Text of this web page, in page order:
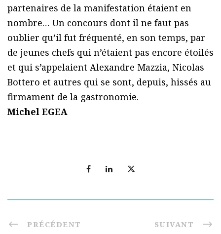
partenaires de la manifestation étaient en
nombre… Un concours dont il ne faut pas
oublier qu’il fut fréquenté, en son temps, par
de jeunes chefs qui n’étaient pas encore étoilés
et qui s’appelaient Alexandre Mazzia, Nicolas
Bottero et autres qui se sont, depuis, hissés au
firmament de la gastronomie.
Michel EGEA
PRÉCÉDENT SUIVANT